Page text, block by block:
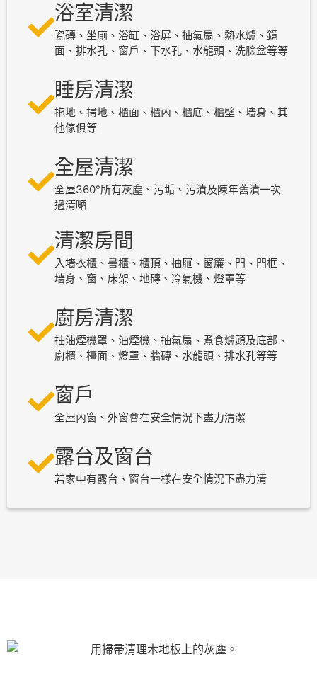
浴室清潔
瓷磚、坐廁、浴缸、浴屏、抽氣扇、熱水爐、鏡
面、排水孔、窗戶、下水孔、水龍頭、洗臉盆等等
睡房清潔
拖地、掃地、櫃面、櫃內、櫃底、櫃壁、墻身、其
他傢俱等
全屋清潔
全屋360°所有灰塵、污垢、污漬及陳年舊漬一次
過清嗮
清潔房間
入墻衣櫃、書櫃、櫃頂、抽屜、窗簾、門、門框、
墻身、窗、床架、地磚、冷氣機、燈罩等
廚房清潔
抽油煙機罩、油煙機、抽氣扇、煮食爐頭及底部、
廚櫃、檯面、燈罩、牆磚、水龍頭、排水孔等等
窗戶
全屋內窗、外窗會在安全情況下盡力清潔
露台及窗台
若家中有露台、窗台一樣在安全情況下盡力清